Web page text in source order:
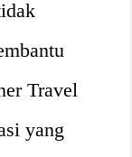
Travel
yang